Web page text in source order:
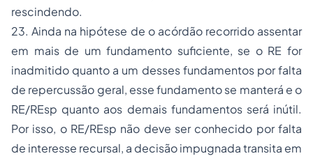
rescindendo.
23. Ainda na hipótese de o acórdão recorrido assentar
em mais de um fundamento suficiente, se o RE for
inadmitido quanto a um desses fundamentos por falta
de repercussão geral, esse fundamento se manterá e o
RE/REsp quanto aos demais fundamentos será inútil.
Por isso, o RE/REsp não deve ser conhecido por falta
de interesse recursal, a decisão impugnada transita em